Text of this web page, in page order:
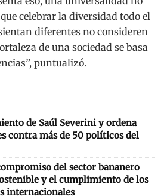
celebrar la diversidad todo el
diferentes no consideren
de una sociedad se basa
puntualizó.
de Saúl Severini y ordena
contra más de 50 políticos del
del sector bananero
y el cumplimiento de los
internacionales